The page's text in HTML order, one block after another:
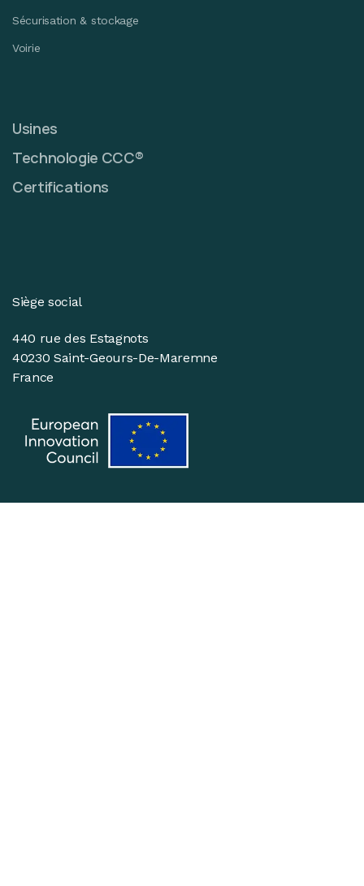
Sécurisation & stockage
Voirie
Usines
Technologie CCC®
Certifications
Siège social
440 rue des Estagnots
40230 Saint-Geours-De-Maremne
France